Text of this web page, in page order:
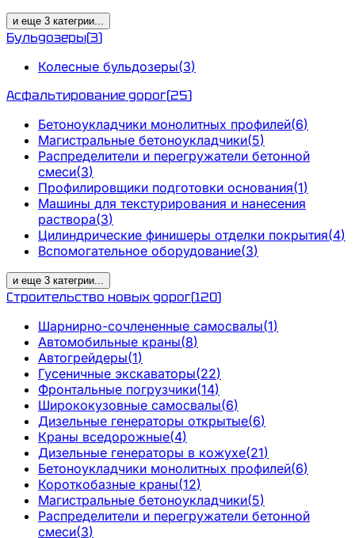
и еще 3 категрии...
Бульдозеры(3)
Колесные бульдозеры(3)
Асфальтирование дорог(25)
Бетоноукладчики монолитных профилей(6)
Магистральные бетоноукладчики(5)
Распределители и перегружатели бетонной
смеси(3)
Профилировщики подготовки основания(1)
Машины для текстурирования и нанесения
раствора(3)
Цилиндрические финишеры отделки покрытия(4)
Вспомогательное оборудование(3)
и еще 3 категрии...
Строительство новых дорог(120)
Шарнирно-сочлененные самосвалы(1)
Автомобильные краны(8)
Автогрейдеры(1)
Гусеничные экскаваторы(22)
Фронтальные погрузчики(14)
Ширококузовные самосвалы(6)
Дизельные генераторы открытые(6)
Краны вседорожные(4)
Дизельные генераторы в кожухе(21)
Бетоноукладчики монолитных профилей(6)
Короткобазные краны(12)
Магистральные бетоноукладчики(5)
Распределители и перегружатели бетонной
смеси(3)